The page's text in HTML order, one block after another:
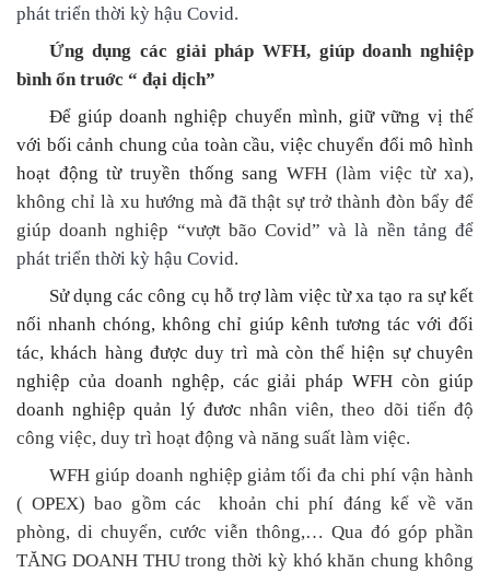
phát triển thời kỳ hậu Covid.
Ứng dụng các giải pháp WFH, giúp doanh nghiệp
bìnhổn truớc “ đại dịch”
Để giúp doanh nghiệp chuyển mình, giữ vững vị thế
với bối cảnh chung của toàn cầu, việc chuyển đổi mô hình
hoạt động từ truyền thống sangWFH (làm việc từ xa),
không chỉ là xu hướng mà đã thật sự trở thành đòn bẩy để
giúp doanh nghiệp “vượt bão Covid” và là nền tảng để
phát triển thời kỳ hậu Covid.
Sử dụng các công cụ hỗ trợ làm việc từ xa tạo ra sự kết
nối nhanh chóng, không chỉ giúp kênh tương tác với đối
tác, khách hàng được duy trì màcòn thể hiện sựchuyên
nghiệp của doanh nghệp, các giải pháp WFH còn giúp
doanh nghiệp quản lý đươc nhân viên, theo dõi tiến độ
công việc, duy trì hoạt động và năng suất làm việc.
WFH giúp doanh nghiệp giảm tối đa chi phí vận hành
( OPEX) bao gồm các
khoản chi phí đáng kể về văn
phòng, di chuyển, cước viễn thông,… Qua đó góp phần
TĂNG DOANH THUtrong thời kỳ khó khăn chung không